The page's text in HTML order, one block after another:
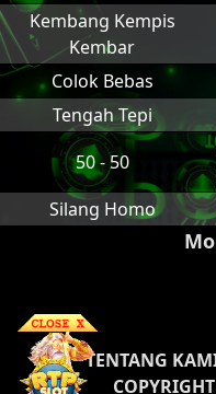
Kembang Kempis
Kembar
Colok Bebas
Tengah Tepi
50 - 50
Silang Homo
TENTANG